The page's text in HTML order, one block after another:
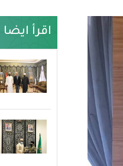
اقرأ ايضا